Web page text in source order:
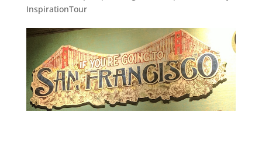
InspirationTour